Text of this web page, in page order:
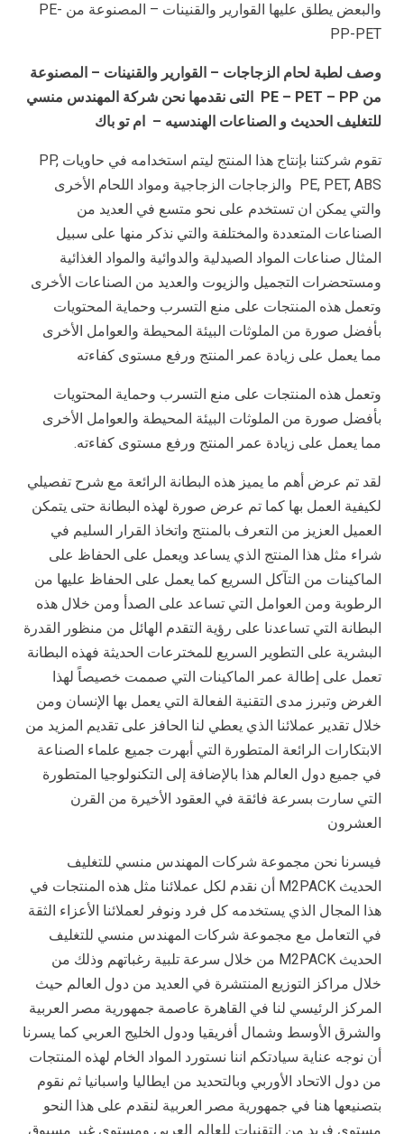
والبعض يطلق عليها القوارير والقنينات – المصنوعة من PE-
PP-PET
وصف لطبة لحام الزجاجات – القوارير والقنينات – المصنوعة
من PE – PET – PP التى نقدمها نحن شركة المهندس منسي
للتغليف الحديث و الصناعات الهندسيه – ام تو باك
تقوم شركتنا بإنتاج هذا المنتج ليتم استخدامه في حاويات PP,
PE, PET, ABS والزجاجات الزجاجية ومواد اللحام الأخرى
والتي يمكن ان تستخدم على نحو متسع في العديد من
الصناعات المتعددة والمختلفة والتي نذكر منها على سبيل
المثال صناعات المواد الصيدلية والدوائية والمواد الغذائية
ومستحضرات التجميل والزيوت والعديد من الصناعات الأخرى
وتعمل هذه المنتجات على منع التسرب وحماية المحتويات
بأفضل صورة من الملوثات البيئة المحيطة والعوامل الأخرى
مما يعمل على زيادة عمر المنتج ورفع مستوى كفاءته
وتعمل هذه المنتجات على منع التسرب وحماية المحتويات
بأفضل صورة من الملوثات البيئة المحيطة والعوامل الأخرى
مما يعمل على زيادة عمر المنتج ورفع مستوى كفاءته.
لقد تم عرض أهم ما يميز هذه البطانة الرائعة مع شرح تفصيلي
لكيفية العمل بها كما تم عرض صورة لهذه البطانة حتى يتمكن
العميل العزيز من التعرف بالمنتج واتخاذ القرار السليم في
شراء مثل هذا المنتج الذي يساعد ويعمل على الحفاظ على
الماكينات من التآكل السريع كما يعمل على الحفاظ عليها من
الرطوبة ومن العوامل التي تساعد على الصدأ ومن خلال هذه
البطانة التي تساعدنا على رؤية التقدم الهائل من منظور القدرة
البشرية على التطوير السريع للمخترعات الحديثة فهذه البطانة
تعمل على إطالة عمر الماكينات التي صممت خصيصاً لهذا
الغرض وتبرز مدى التقنية الفعالة التي يعمل بها الإنسان ومن
خلال تقدير عملائنا الذي يعطي لنا الحافز على تقديم المزيد من
الابتكارات الرائعة المتطورة التي أبهرت جميع علماء الصناعة
في جميع دول العالم هذا بالإضافة إلى التكنولوجيا المتطورة
التي سارت بسرعة فائقة في العقود الأخيرة من القرن
العشرون
فيسرنا نحن مجموعة شركات المهندس منسي للتغليف
الحديث M2PACK أن نقدم لكل عملائنا مثل هذه المنتجات في
هذا المجال الذي يستخدمه كل فرد ونوفر لعملائنا الأعزاء الثقة
في التعامل مع مجموعة شركات المهندس منسي للتغليف
الحديث M2PACK من خلال سرعة تلبية رغباتهم وذلك من
خلال مراكز التوزيع المنتشرة في العديد من دول العالم حيث
المركز الرئيسي لنا في القاهرة عاصمة جمهورية مصر العربية
والشرق الأوسط وشمال أفريقيا ودول الخليج العربي كما يسرنا
أن نوجه عناية سيادتكم اننا نستورد المواد الخام لهذه المنتجات
من دول الاتحاد الأوربي وبالتحديد من ايطاليا واسبانيا ثم نقوم
بتصنيعها هنا في جمهورية مصر العربية لنقدم على هذا النحو
مستوى فريد من التقنيات للعالم العربي ومستوى غير مسبوق